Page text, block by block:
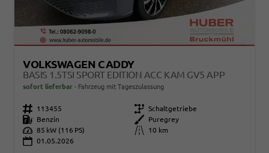
VOLKSWAGEN CADDY
BASIS 1.5TSI SPORT EDITION ACC KAM GV5 APP
sofort lieferbar Fahrzeug mit Tageszulassung
Fahrzeugnr. 113455 Getriebe Schaltgetriebe
Kraftstoff
Benzin Außenfarbe
Puregrey
Leistung 85 kW (116 PS) Kilometerstand
10 km
01.05.2026